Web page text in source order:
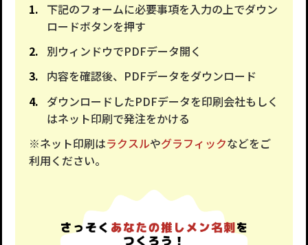
下記のフォームに必要事項を入力の上でダウン
ロードボタンを押す
別ウィンドウでPDFデータ開く
内容を確認後、PDFデータをダウンロード
ダウンロードしたPDFデータを印刷会社もしく
はネット印刷で発注をかける
※ネット印刷はラクスルやグラフィックなどをご
利用ください。